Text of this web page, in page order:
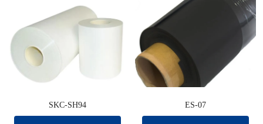
SKC-SH94 ES-07